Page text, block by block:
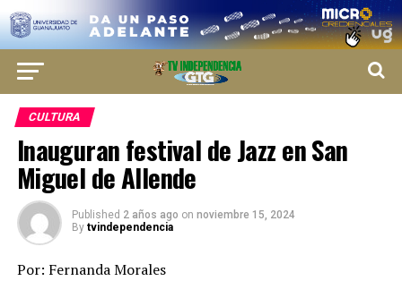
CULTURA
Inauguran festival de Jazz en San
Miguel de Allende
Published 2 años ago on noviembre 15, 2024
By tvindependencia
Por: Fernanda Morales